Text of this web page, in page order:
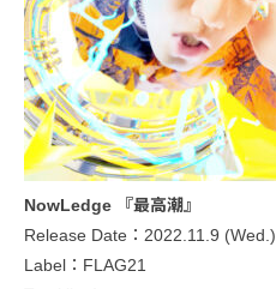
NowLedge 『最高潮』
Release Date：2022.11.9 (Wed.)
Label：FLAG21